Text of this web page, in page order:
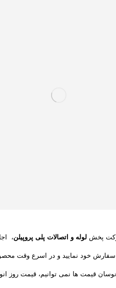
پخش لوله و اتصالات پلی پروپیلن،
خود نمایید و در اسرع وقت
قیمت ها نمی توانیم، قيمت روز